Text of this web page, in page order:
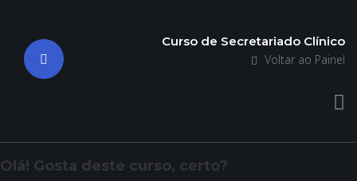
Curso de Secretariado Clínico
Voltar ao Painel
Olá! Gosta deste curso, certo?